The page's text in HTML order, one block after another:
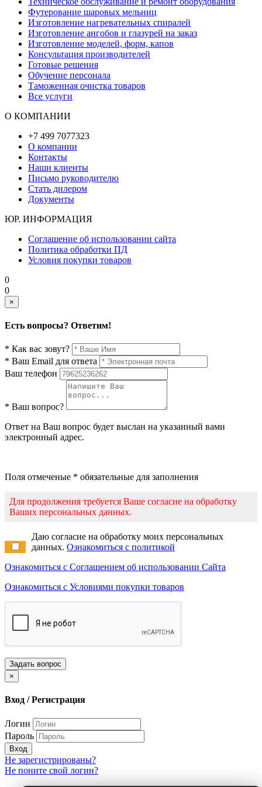
Футерование шаровых мельниц
Изготовление нагревательных спиралей
Изготовление ангобов и глазурей на заказ
Изготовление моделей, форм, капов
Консультация производителей
Готовые решения
Обучение персонала
Таможенная очистка товаров
Все услуги
О КОМПАНИИ
+7 499 7077323
О компании
Контакты
Наши клиенты
Письмо руководителю
Стать дилером
Документы
ЮР. ИНФОРМАЦИЯ
Соглашение об использовании сайта
Политика обработки ПД
Условия покупки товаров
0
0
×
Есть вопросы? Ответим!
* Как вас зовут?
* Ваш Email для ответа
Ваш телефон
* Ваш вопрос?
Ответ на Ваш вопрос будет выслан на указанный вами
электронный адрес.
Поля отмеченые * обязательные для заполнения
Для продолжения требуется Ваше согласие на обработку
Ваших персональных данных.
Даю согласие на обработку моих персональных
данных. Ознакомиться с политикой
Ознакомиться с Соглашением об использовании Сайта
Ознакомиться с Условиями покупки товаров
Задать вопрос
×
Вход / Регистрация
Логин
Пароль
Вход
Не зарегистрированы?
Не поните свой логин?